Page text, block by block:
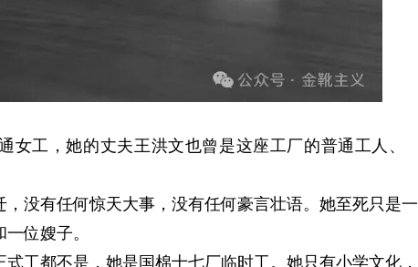
女工，她的丈夫王洪文也曾是这座工厂的普通工人、
没有任何惊天大事，没有任何豪言壮语。她至死只是一
位嫂子。
式工都不是，她是 国棉十七厂临时工。她只有小学文化，